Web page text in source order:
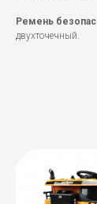
Ремень
двухточечный.